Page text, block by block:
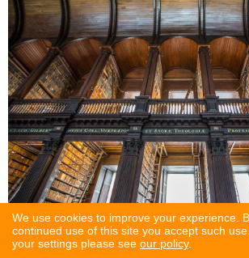
We use cookies to improve your experience.
continued use of this site you accept such
your settings please see our policy.
30/44